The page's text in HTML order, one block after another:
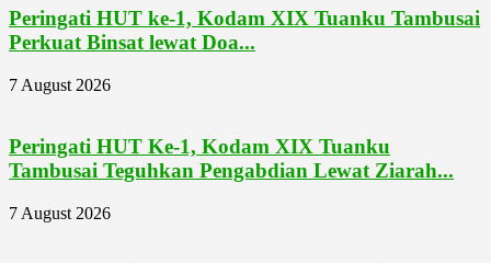
Peringati HUT ke-1, Kodam XIX Tuanku Tambusai
Perkuat Binsat lewat Doa...
7 August 2026
Peringati HUT Ke-1, Kodam XIX Tuanku
Tambusai Teguhkan Pengabdian Lewat Ziarah...
7 August 2026